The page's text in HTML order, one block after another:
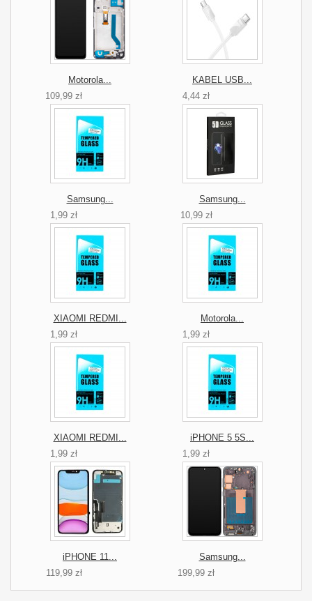
Motorola...
109,99 zł
KABEL USB...
4,44 zł
Samsung...
1,99 zł
Samsung...
10,99 zł
XIAOMI REDMI...
1,99 zł
Motorola...
1,99 zł
XIAOMI REDMI...
1,99 zł
iPHONE 5 5S...
1,99 zł
iPHONE 11...
119,99 zł
Samsung...
199,99 zł